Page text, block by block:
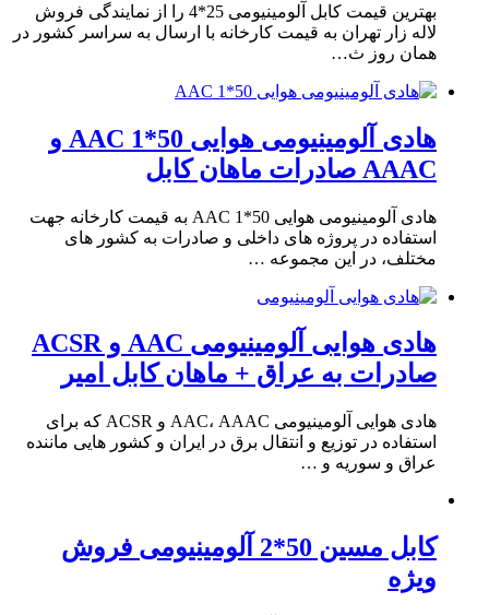
بهترین قیمت کابل آلومینیومی 25*4 را از نمایندگی فروش
لاله زار تهران به قیمت کارخانه با ارسال به سراسر کشور در
همان روز ث…
هادی آلومینیومی هوایی 50*1 AAC و
AAAC صادرات ماهان کابل
هادی آلومینیومی هوایی 50*1 AAC به قیمت کارخانه جهت
استفاده در پروژه های داخلی و صادرات به کشور های
مختلف، در این مجموعه …
هادی هوایی آلومینیومی AAC و ACSR
صادرات به عراق + ماهان کابل امیر
هادی هوایی آلومینیومی AAC، AAAC و ACSR که برای
استفاده در توزیع و انتقال برق در ایران و کشور هایی ماننده
عراق و سوریه و …
کابل مسین 50*2 آلومینیومی فروش
ویژه